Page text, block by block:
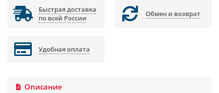
Быстрая доставка
по всей России
Обмен и возврат
Удобная оплата
Описание